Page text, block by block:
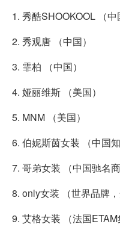
1. 秀酷SHOOKOOL （中
2. 秀观唐 （中国）
3. 霏柏 （中国）
4. 娅丽维斯 （美国）
5. MNM （美国）
6. 伯妮斯茵女装 （中国知
7. 哥弟女装 （中国驰名
8. only女装 （世界品牌，
9. 艾格女装 （法国